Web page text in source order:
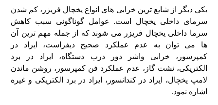
یکی دیگر از شایع‌ ترین خرابی‌ های انواع یخچال فریزر، کم شدن
سرمای داخلی یخچال است. عوامل گوناگونی سبب کاهش
سرما داخلی یخچال فریزر می شوند که از جمله مهم‌ ترین آن‌
ها می‌ توان به عدم عملکرد صحیح دیفراست، ایراد در
کمپرسور، خرابی واشر دور درب دستگاه، ایراد در برد
الکتریکی، نشت گاز، عدم عملکرد فن کمپرسور، روشن ماندن
لامپ یخچال، ایراد در کندانسور، ایراد در برد الکتریکی و غیره
اشاره نمود.